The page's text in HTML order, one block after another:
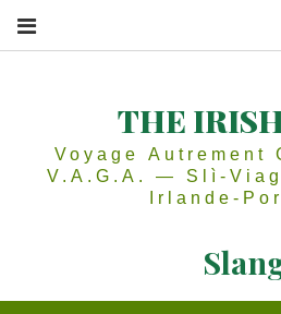
THE
Voyage Autrement
V.A.G.A. — Slì-
Irlande-